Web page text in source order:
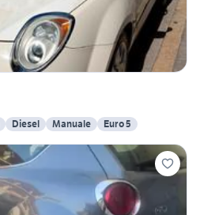
Diesel Manuale Euro 5